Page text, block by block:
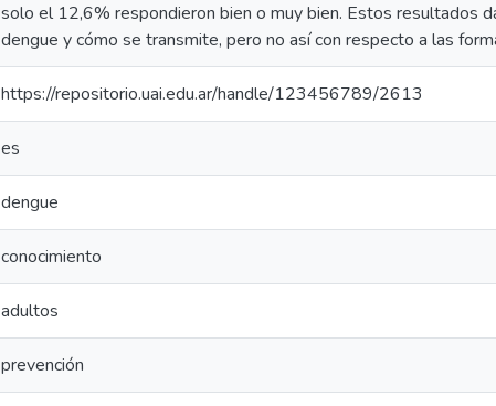
solo el 12,6% respondieron bien o muy bien. Estos resultados
dengue y cómo se transmite, pero no así con respecto a las
https://repositorio.uai.edu.ar/handle/123456789/2613
es
dengue
conocimiento
adultos
prevención